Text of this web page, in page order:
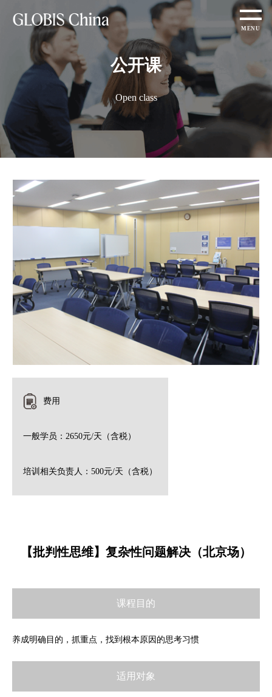
公开课
Open class
费用
一般学员：2650元/天（含税）
培训相关负责人：500元/天（含税）
【批判性思维】复杂性问题解决（北京场）
课程目的
养成明确目的，抓重点，找到根本原因的思考习惯
适用对象